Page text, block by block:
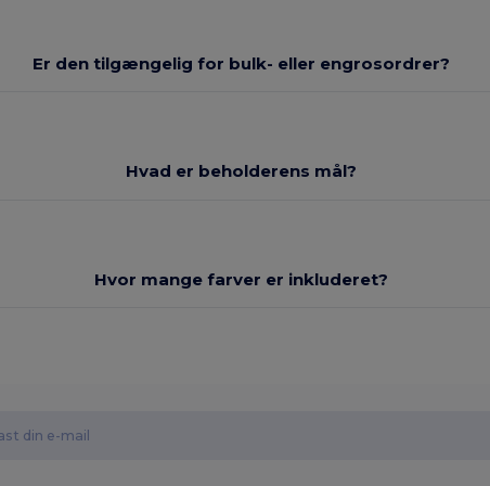
Er den tilgængelig for bulk- eller engrosordrer?
Hvad er beholderens mål?
Hvor mange farver er inkluderet?